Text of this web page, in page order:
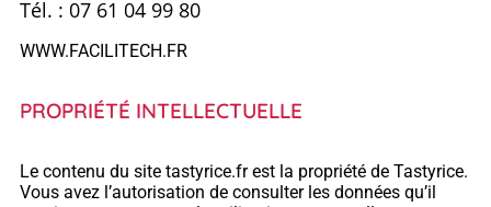
Tél. : 07 61 04 99 80
WWW.FACILITECH.FR
PROPRIÉTÉ INTELLECTUELLE
Le contenu du site tastyrice.fr est la propriété de Tastyrice.
Vous avez l’autorisation de consulter les données qu’il